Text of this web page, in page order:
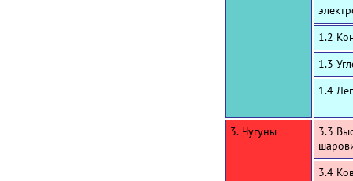
1.2
1.3
1.4
3. Чугуны
3.3
3.4